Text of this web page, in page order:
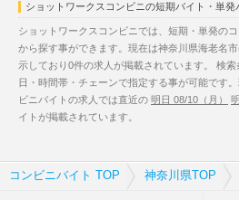
ショットワークスコンビニの短期バイト・単発
ショットワークスコンビニでは、短期・単発の
から探す事ができます。現在は神奈川県海老名
示しており0件の求人が掲載されています。 検
日・時間帯・チェーンで指定する事が可能です
ビニバイトの求人では直近の 明日 08/10（月）
イトが掲載されています。
コンビニバイト TOP 神奈川県TOP